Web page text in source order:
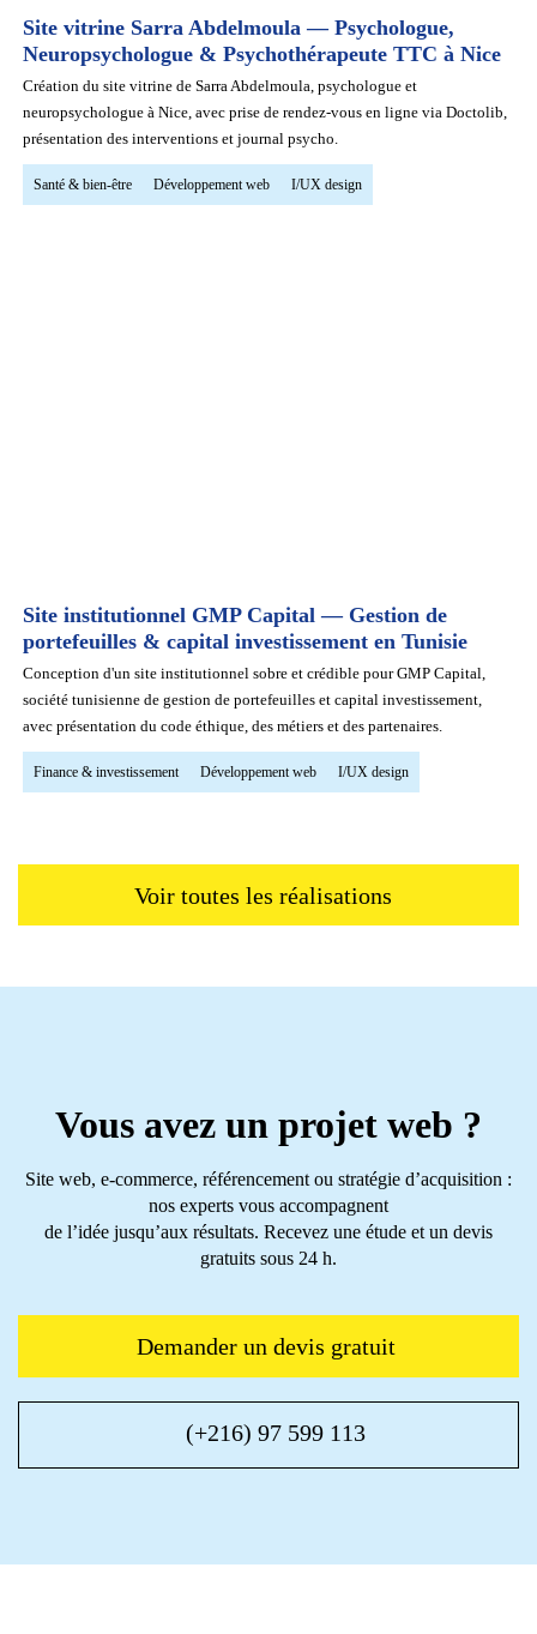
Site vitrine Sarra Abdelmoula — Psychologue,
Neuropsychologue & Psychothérapeute TTC à Nice
Création du site vitrine de Sarra Abdelmoula, psychologue et
neuropsychologue à Nice, avec prise de rendez-vous en ligne via Doctolib,
présentation des interventions et journal psycho.
Santé & bien-être Développement web I/UX design
Site institutionnel GMP Capital — Gestion de
portefeuilles & capital investissement en Tunisie
Conception d'un site institutionnel sobre et crédible pour GMP Capital,
société tunisienne de gestion de portefeuilles et capital investissement,
avec présentation du code éthique, des métiers et des partenaires.
Finance & investissement Développement web I/UX design
Voir toutes les réalisations
Vous avez un projet web ?
Site web, e-commerce, référencement ou stratégie d’acquisition :
nos experts vous accompagnent
de l’idée jusqu’aux résultats. Recevez une étude et un devis
gratuits sous 24 h.
Demander un devis gratuit
(+216) 97 599 113